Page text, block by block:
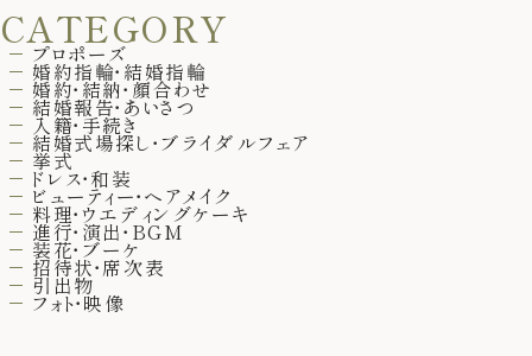
CATEGORY
プロポーズ
婚約指輪・結婚指輪
婚約・結納・顔合わせ
結婚報告・あいさつ
入籍・手続き
結婚式場探し・ブライダルフェア
挙式
ドレス・和装
ビューティー・ヘアメイク
料理・ウエディングケーキ
進行・演出・BGM
装花・ブーケ
招待状・席次表
引出物
フォト・映像